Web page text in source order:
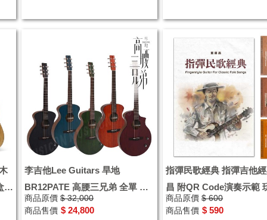
李吉他Lee Guitars 旱地
BR12PATE 高腰三兄弟 全單 民
謠吉他 附原廠特製琴盒
商品原價 $ 32,000
商品售價 $ 24,800
指彈民歌經典 指彈吉他
昌 附QR Code演奏示範
吉他指彈 Fingerstyle
商品原價 $ 600
商品售價 $ 590